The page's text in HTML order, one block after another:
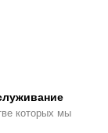
которых мы